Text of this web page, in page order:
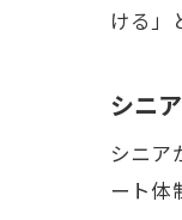
ける」
シニ
シニア
ート体